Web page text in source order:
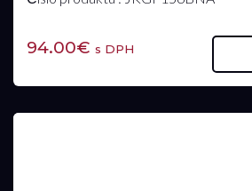
94.00€ s DPH